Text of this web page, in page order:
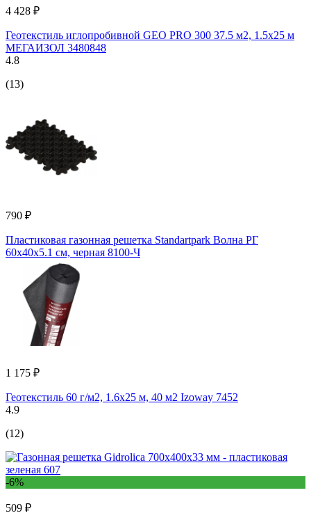
4 428 ₽
Геотекстиль иглопробивной GEO PRO 300 37.5 м2, 1.5х25 м
МЕГАИЗОЛ 3480848
4.8
(13)
790 ₽
Пластиковая газонная решетка Standartpark Волна РГ
60х40х5.1 см, черная 8100-Ч
1 175 ₽
Геотекстиль 60 г/м2, 1.6х25 м, 40 м2 Izoway 7452
4.9
(12)
-6%
509 ₽